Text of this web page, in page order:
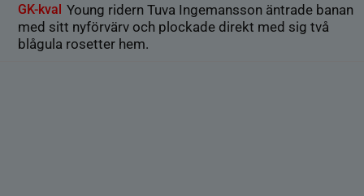
GK-kval Young ridern Tuva Ingemansson äntrade banan
med sitt nyförvärv och plockade direkt med sig två
blågula rosetter hem.